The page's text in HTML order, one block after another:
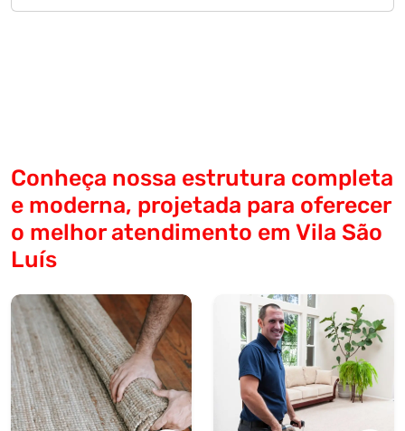
Conheça nossa estrutura completa
e moderna, projetada para oferecer
o melhor atendimento em Vila São
Luís